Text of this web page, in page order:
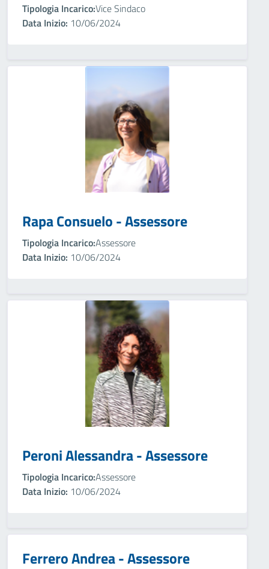
Tipologia Incarico:Vice Sindaco
Data Inizio: 10/06/2024
Rapa Consuelo - Assessore
Tipologia Incarico:Assessore
Data Inizio: 10/06/2024
Peroni Alessandra - Assessore
Tipologia Incarico:Assessore
Data Inizio: 10/06/2024
Ferrero Andrea - Assessore